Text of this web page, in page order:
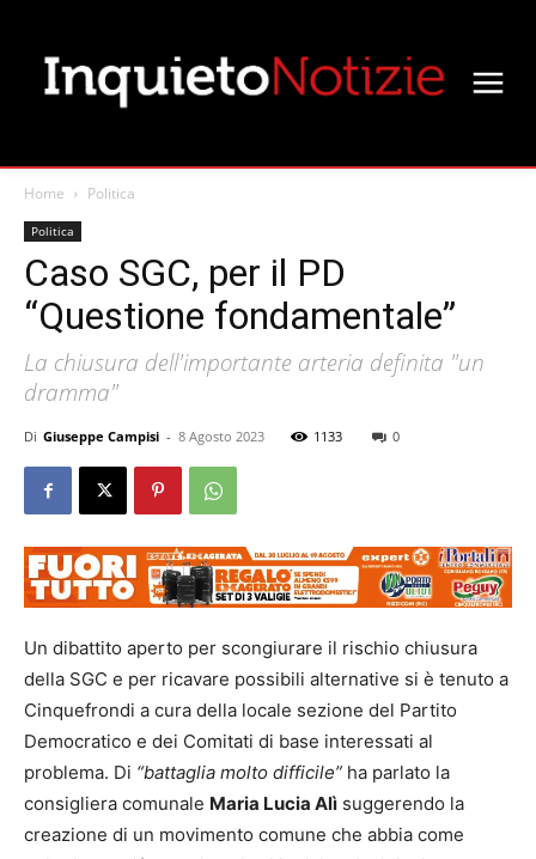
Home Politica
Politica
Caso SGC, per il PD
“Questione fondamentale”
La chiusura dell'importante arteria definita "un
dramma"
Di Giuseppe Campisi - 8 Agosto 2023 1133 0
Un dibattito aperto per scongiurare il rischio chiusura
della SGC e per ricavare possibili alternative si è tenuto a
Cinquefrondi a cura della locale sezione del Partito
Democratico e dei Comitati di base interessati al
problema. Di “battaglia molto difficile” ha parlato la
consigliera comunale Maria Lucia Alì suggerendo la
creazione di un movimento comune che abbia come